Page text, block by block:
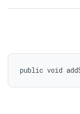
public void